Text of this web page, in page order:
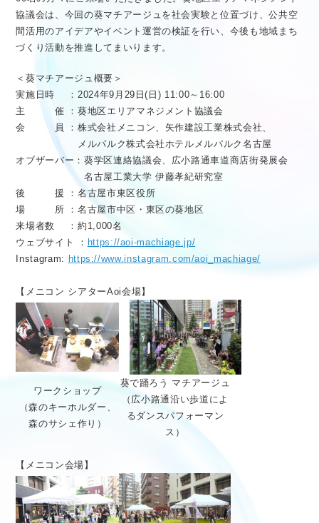
協議会は、今回の葵マチアージュを社会実験と位置づけ、公共空
間活用のアイデアやイベント運営の検証を行い、今後も地域まち
づくり活動を推進してまいります。
＜葵マチアージュ概要＞
実施日時 ：2024年9月29日(日) 11:00～16:00
主 催 ：葵地区エリアマネジメント協議会
会 員 ：株式会社メニコン、矢作建設工業株式会社、
メルパルク株式会社ホテルメルパルク名古屋
オブザーバー：葵学区連絡協議会、広小路通車道商店街発展会
名古屋工業大学 伊藤孝紀研究室
後 援 ：名古屋市東区役所
場 所 ：名古屋市中区・東区の葵地区
来場者数 ：約1,000名
ウェブサイト ： https://aoi-machiage.jp/
Instagram: https://www.instagram.com/aoi_machiage/
【メニコン シアターAoi会場】
ワークショップ
（森のキーホルダー、
森のサシェ作り）
葵で踊ろう マチアージュ
（広小路通沿い歩道によ
るダンスパフォーマン
ス）
【メニコン会場】